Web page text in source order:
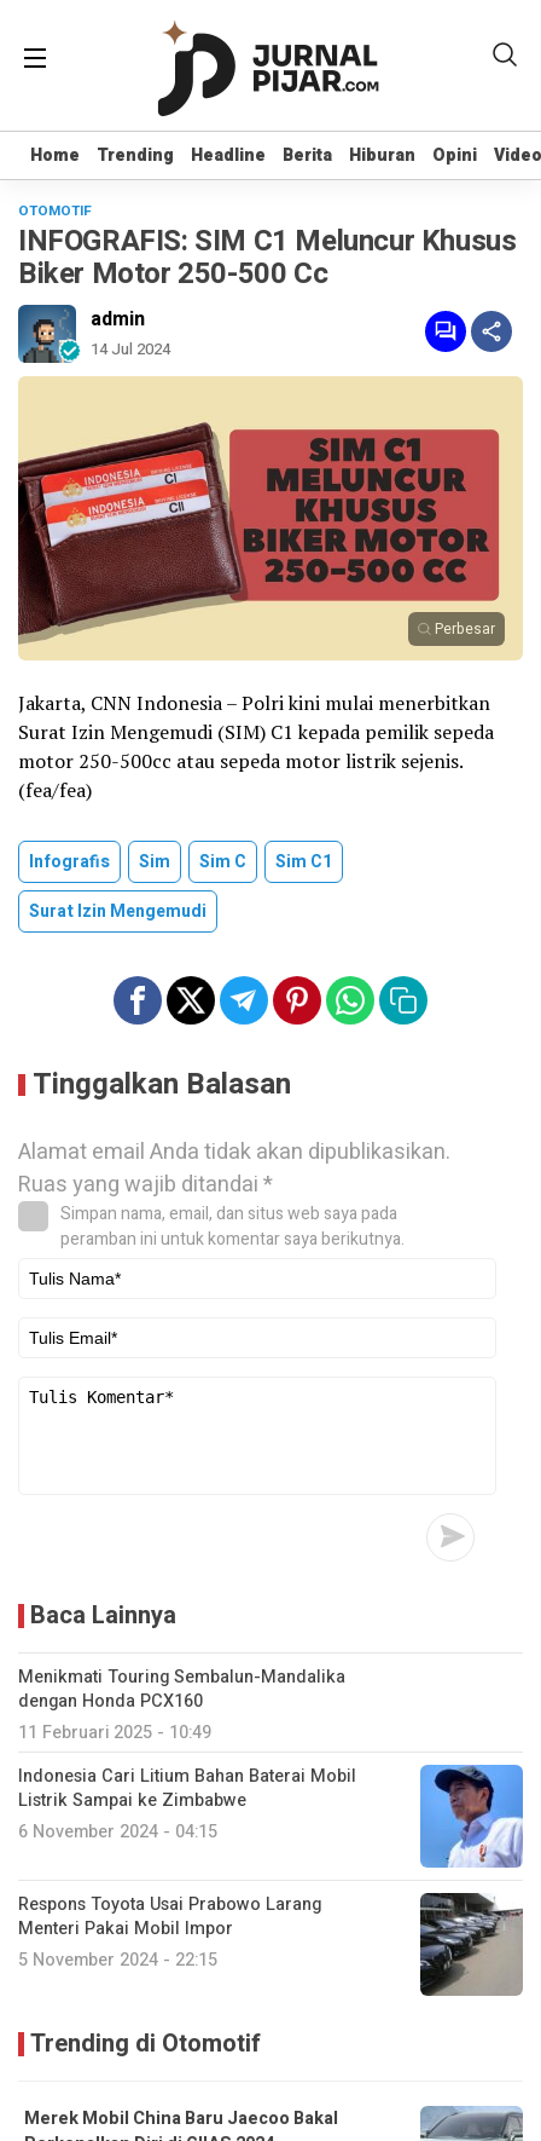
Home Trending Headline Berita Hiburan Opini Video
Home Trending Headline Berita Hiburan Opini Video
OTOMOTIF
INFOGRAFIS: SIM C1 Meluncur Khusus
Biker Motor 250-500 Cc
admin
14 Jul 2024
Perbesar
Jakarta, CNN Indonesia – Polri kini mulai menerbitkan
Surat Izin Mengemudi (SIM) C1 kepada pemilik sepeda
motor 250-500cc atau sepeda motor listrik sejenis.
(fea/fea)
Infografis Sim Sim C
Sim C1
Surat Izin Mengemudi
Tinggalkan Balasan
Alamat email Anda tidak akan dipublikasikan.
Ruas yang wajib ditandai*
Simpan nama, email, dan situs web saya pada
peramban ini untuk komentar saya berikutnya.
Baca Lainnya
Menikmati Touring Sembalun-Mandalika
dengan Honda PCX160
11 Februari 2025 - 10:49
Indonesia Cari Litium Bahan Baterai Mobil
Listrik Sampai ke Zimbabwe
6 November 2024 - 04:15
Respons Toyota Usai Prabowo Larang
Menteri Pakai Mobil Impor
5 November 2024 - 22:15
Trending di Otomotif
Merek Mobil China Baru Jaecoo Bakal